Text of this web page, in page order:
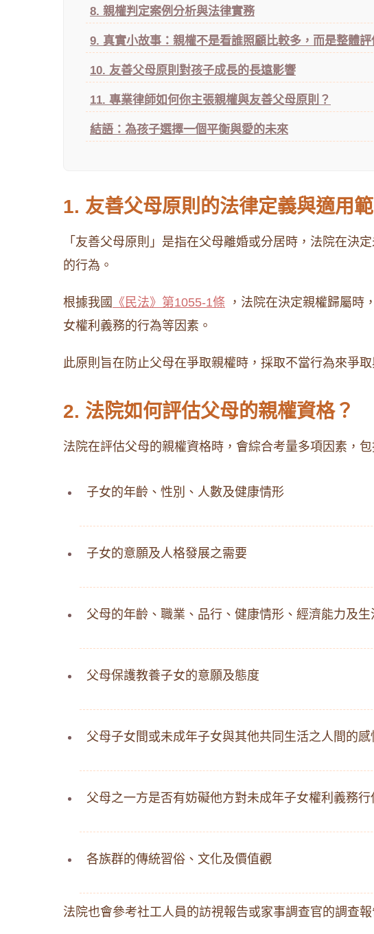
8. 親權判定案例分析與法律實務
9. 真實小故事：親權不是看誰照顧比較多，而是整體
10. 友善父母原則對孩子成長的長遠影響
11. 專業律師如何你主張親權與友善父母原則？
結語：為孩子選擇一個平衡與愛的未來
1. 友善父母原則的法律定義與適用
「友善父母原則」是指在父母離婚或分居時，法院在決
的行為。
根據我國 《民法》第1055-1條 ，法院在決定親權歸屬時
女權利義務的行為等因素。
此原則旨在防止父母在爭取親權時，採取不當行為來爭
2. 法院如何評估父母的親權資格？
法院在評估父母的親權資格時，會綜合考量多項因素，包
子女的年齡、性別、人數及健康情形
子女的意願及人格發展之需要
父母的年齡、職業、品行、健康情形、經濟能力及生
父母保護教養子女的意願及態度
父母子女間或未成年子女與其他共同生活之人間的感
父母之一方是否有妨礙他方對未成年子女權利義務
各族群的傳統習俗、文化及價值觀
法院也會參考社工人員的訪視報告或家事調查官的調查